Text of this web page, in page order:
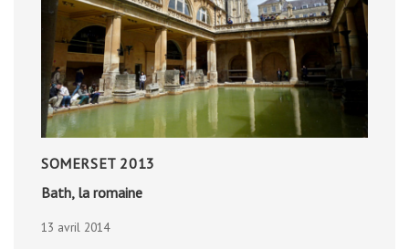
SOMERSET 2013
Bath, la romaine
13 avril 2014